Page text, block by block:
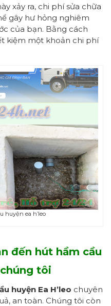
xảy ra, chi phí sửa chữa
gây hư hỏng nghiêm
của bạn. Bằng cách
kiệm một khoản chi phí
huyện ea h’leo
đến hút hầm cầu
tôi
huyện Ea H’leo chuyên
an toàn. Chúng tôi còn